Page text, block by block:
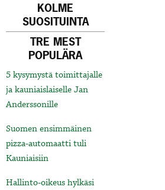
KOLME
SUOSITUINTA
TRE MEST
POPULÄRA
5 kysymystä toimittajalle
ja kauniaislaiselle Jan
Anderssonille
Suomen ensimmäinen
pizza-automaatti tuli
Kauniaisiin
Hallinto-oikeus hylkäsi